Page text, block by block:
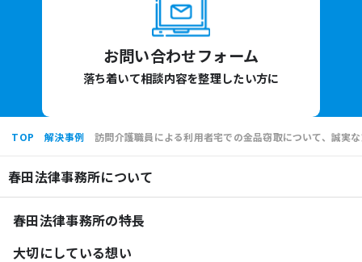
TOP 解決事例 訪問介護職員による利用者宅での金品窃取について、誠実
お問い合わせフォーム
落ち着いて相談内容を整理したい方に
春田法律事務所について
春田法律事務所の特長
大切にしている想い